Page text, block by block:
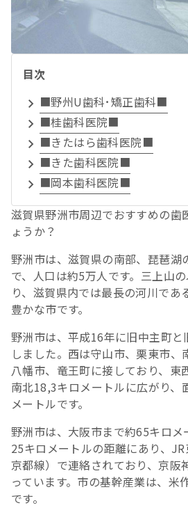
目次
■野州U歯科･矯正歯科■
■桂歯科医院■
■きたはら歯科医院■
■きた歯科医院■
■岡本歯科医院■
滋賀県野洲市周辺でおすすめの歯
ょうか？
野洲市は、滋賀県の南部、琵琶湖
で、人口は約5万人です。三上山
り、滋賀県内では最長の河川であ
豊かな市です。
野洲市は、平成16年に旧中主町
しました。西は守山市、栗東市
八幡市、竜王町に接しており、東
南北18,3キロメートルに広がり、
メートルです。
野洲市は、大阪市まで約65キロ
25キロメートルの距離にあり、
京都線）で連絡されており、京阪
っています。市の基幹産業は、米
です。